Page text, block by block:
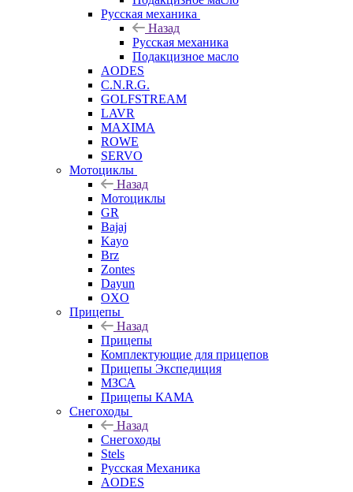
Русская механика
Назад
Русская механика
Подакцизное масло
AODES
C.N.R.G.
GOLFSTREAM
LAVR
MAXIMA
ROWE
SERVO
Мотоциклы
Назад
Мотоциклы
GR
Bajaj
Kayo
Brz
Zontes
Dayun
OXO
Прицепы
Назад
Прицепы
Комплектующие для прицепов
Прицепы Экспедиция
МЗСА
Прицепы КАМА
Снегоходы
Назад
Снегоходы
Stels
Русская Механика
AODES